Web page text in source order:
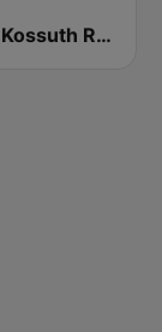
Kossuth Rádió